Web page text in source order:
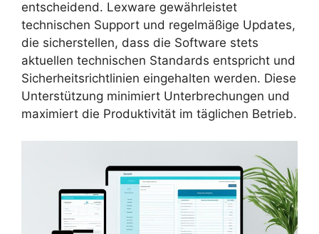
entscheidend. Lexware gewährleistet
technischen Support und regelmäßige Updates,
die sicherstellen, dass die Software stets
aktuellen technischen Standards entspricht und
Sicherheitsrichtlinien eingehalten werden. Diese
Unterstützung minimiert Unterbrechungen und
maximiert die Produktivität im täglichen Betrieb.